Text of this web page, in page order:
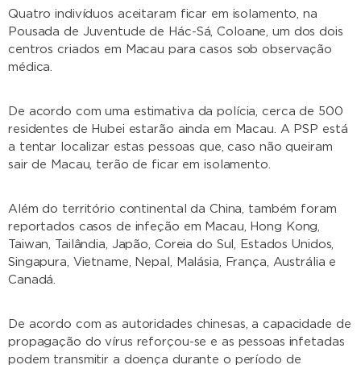
Quatro indivíduos aceitaram ficar em isolamento, na
Pousada de Juventude de Hác-Sá, Coloane, um dos dois
centros criados em Macau para casos sob observação
médica.
De acordo com uma estimativa da polícia, cerca de 500
residentes de Hubei estarão ainda em Macau. A PSP está
a tentar localizar estas pessoas que, caso não queiram
sair de Macau, terão de ficar em isolamento.
Além do território continental da China, também foram
reportados casos de infeção em Macau, Hong Kong,
Taiwan, Tailândia, Japão, Coreia do Sul, Estados Unidos,
Singapura, Vietname, Nepal, Malásia, França, Austrália e
Canadá.
De acordo com as autoridades chinesas, a capacidade de
propagação do vírus reforçou-se e as pessoas infetadas
podem transmitir a doença durante o período de